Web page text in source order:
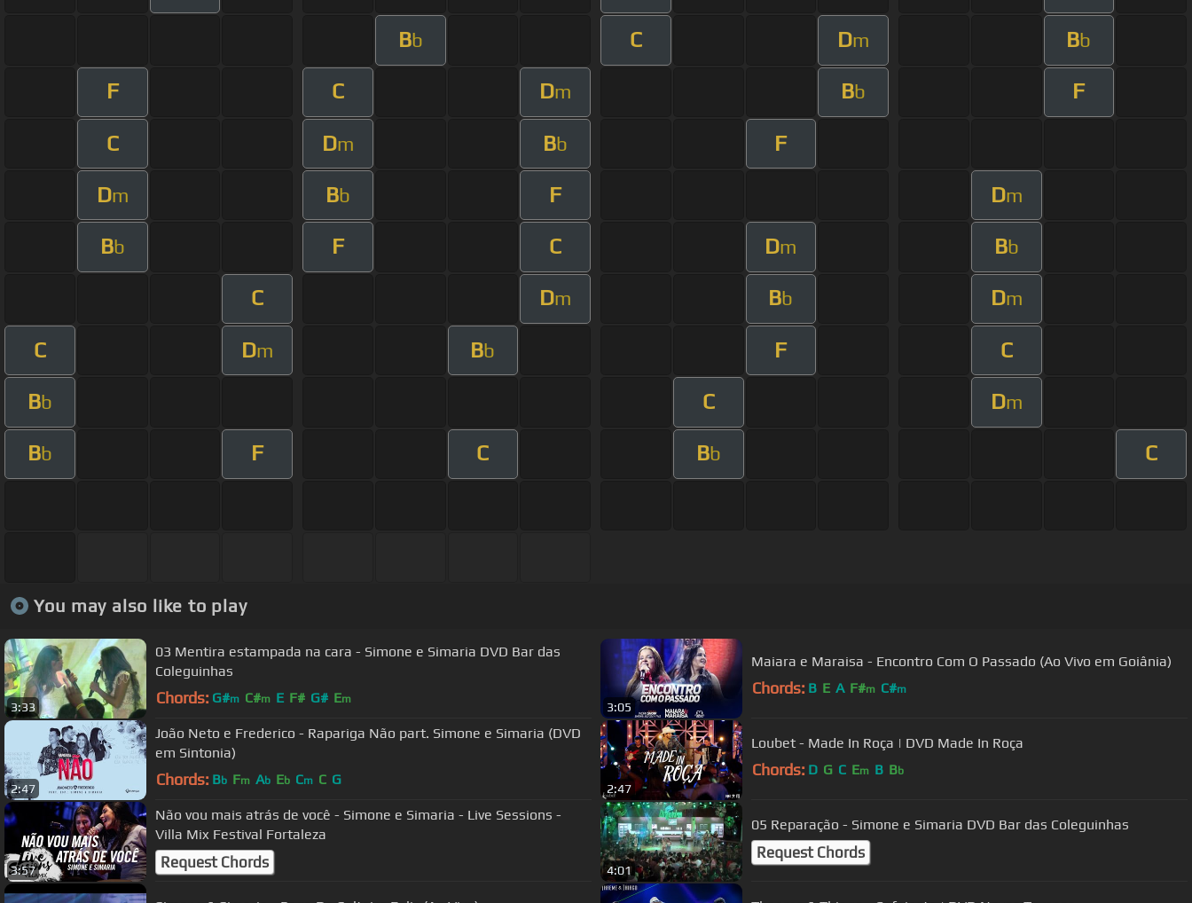
Bb C Dm Bb
F C Dm Bb F
C Dm Bb F
Dm Bb F Dm
Bb F C Dm Bb
C Dm Bb Dm
C Dm Bb F C
Bb C Dm
Bb F C Bb C
You may also like to play
3:33
03 Mentira estampada na cara - Simone e Simaria DVD Bar das
Coleguinhas
Chords: G#m C#m E F# G# Em
3:05
Maiara e Maraisa - Encontro Com O Passado (Ao Vivo em Goiânia)
Chords: B E A F#m C#m
2:47
João Neto e Frederico - Rapariga Não part. Simone e Simaria (DVD
em Sintonia)
Chords: Bb Fm Ab Eb Cm C G
2:47
Loubet - Made In Roça | DVD Made In Roça
Chords: D G C Em B Bb
3:57
Não vou mais atrás de você - Simone e Simaria - Live Sessions -
Villa Mix Festival Fortaleza
Request Chords 4:01
05 Reparação - Simone e Simaria DVD Bar das Coleguinhas
Request Chords